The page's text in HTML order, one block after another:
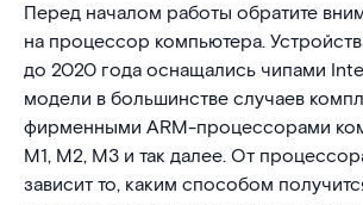
Перед началом работы обратите
на процессор компьютера.
до 2020 года оснащались чипами
модели в большинстве случаев
фирменными ARM-процессорами
M1, M2, M3 и так далее. От
зависит то, каким способом